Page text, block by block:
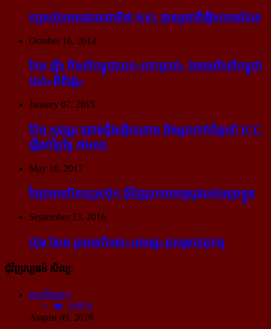
ហ្វេសប៊ុក​នគរបាល​ជាតិ​ថា K01 គ្មាន​តួនាទី​ធ្វើ​ចរាចរណ៍​ទេ
October 16, 2014
កែម ឡី៖ ចិន​នាំ​កម្ពុជា​យក​«កោះ​ត្រល់» ឯ​អាមេរិក​នាំ​កម្ពុជា​
យក​«នីតិរដ្ឋ»
January 07, 2015
ប៉ែន សុវណ្ណ គ្រោង​ប្តឹង​វៀតណាម និង​អ្នក​ពាក់​ព័ន្ធ​ទៅ ICC
រឿង​បំភ្លៃ​ថ្ងៃ ៧​មករា
May 16, 2017
ថៃ​ព្រមាន​បិត​ហ្វេសប៊ុក ជុំ​វិញ​រូបភាព​អាស្រូវ​របស់​ស្ដេច​ខ្លួន
September 13, 2016
ហ៊ុន សែន ព្រមាន​កំទេច​«ពលរដ្ឋ»​ចូលរួម​បាតុកម្ម
ជុំវិញវប្បធម៌ សិល្បៈ
អានពិស្ដារ
20858
August 09, 2018